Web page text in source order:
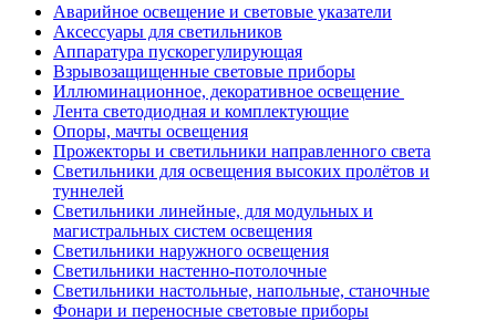
Аварийное освещение и световые указатели
Аксессуары для светильников
Аппаратура пускорегулирующая
Взрывозащищенные световые приборы
Иллюминационное, декоративное освещение
Лента светодиодная и комплектующие
Опоры, мачты освещения
Прожекторы и светильники направленного света
Светильники для освещения высоких пролётов и
туннелей
Светильники линейные, для модульных и
магистральных систем освещения
Светильники наружного освещения
Светильники настенно-потолочные
Светильники настольные, напольные, станочные
Фонари и переносные световые приборы